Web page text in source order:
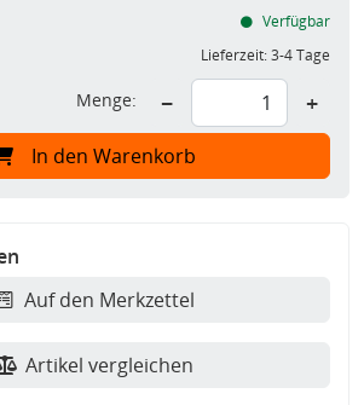
Verfügbar
Lieferzeit:3-4 Tage
Menge: − +
In den Warenkorb
Auf den Merkzettel
Artikel vergleichen